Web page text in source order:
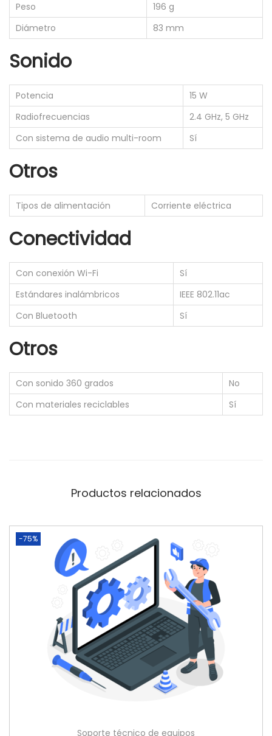
e
x
a
a
n
t
i
a
d
Peso
196 g
Diámetro
83 mm
Sonido
Potencia
15 W
Radiofrecuencias
2.4 GHz, 5 GHz
Con sistema de audio multi-room
Sí
Otros
Tipos de alimentación Corriente eléctrica
Conectividad
Con conexión Wi-Fi
Sí
Estándares inalámbricos
IEEE 802.11ac
Con Bluetooth
Sí
Otros
Con sonido 360 grados
No
Con materiales reciclables
Sí
Productos relacionados
-75%
Soporte técnico de equipos